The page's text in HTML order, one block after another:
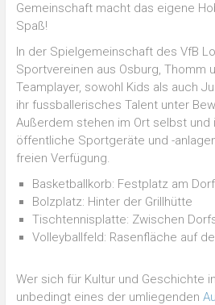
Gemeinschaft macht das eigene
Spaß!
In der Spielgemeinschaft des VfB
Sportvereinen aus Osburg, Thomm
Teamplayer, sowohl Kids als auch
ihr fussballerisches Talent unter
Außerdem stehen im Ort selbst und
öffentliche Sportgeräte und -
freien Verfügung.
Basketballkorb: Festplatz am
Bolzplatz: Hinter der Grillhütte
Tischtennisplatte: Zwischen
Volleyballfeld: Rasenfläche auf
Wer sich für Kultur und Geschichte
unbedingt eines der umliegenden